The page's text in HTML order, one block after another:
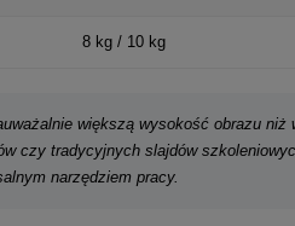
8 kg / 10 kg
większą wysokość obrazu
czy tradycyjnych slajdów
narzędziem pracy.